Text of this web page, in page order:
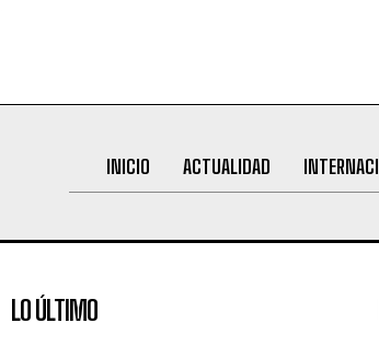
INICIO ACTUALIDAD
LO ÚLTIMO